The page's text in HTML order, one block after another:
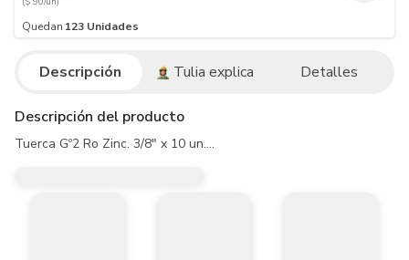
Quedan 123 Unidades
Descripción Tulia explica Detalles
Descripción del producto
Tuerca Gº2 Ro Zinc. 3/8" x 10 un....